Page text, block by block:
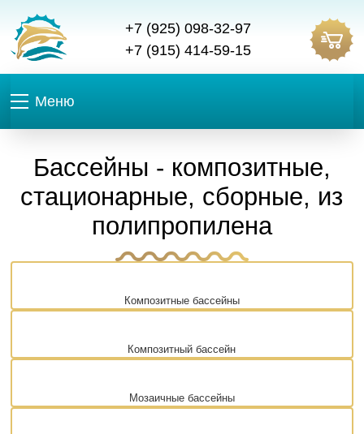
+7 (925) 098-32-97
+7 (915) 414-59-15
Меню
Бассейны - композитные,
стационарные, сборные, из
полипропилена
Композитные бассейны
Композитный бассейн
Мозаичные бассейны